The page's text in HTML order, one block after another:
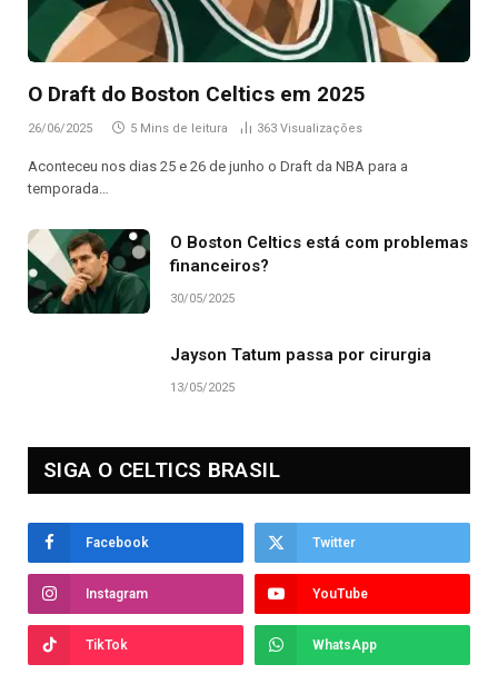
O Draft do Boston Celtics em 2025
26/06/2025 5 Mins de leitura 363 Visualizações
Aconteceu nos dias 25 e 26 de junho o Draft da NBA para a
temporada…
O Boston Celtics está com problemas
financeiros?
30/05/2025
Jayson Tatum passa por cirurgia
13/05/2025
SIGA O CELTICS BRASIL
Facebook Twitter
Instagram YouTube
TikTok WhatsApp